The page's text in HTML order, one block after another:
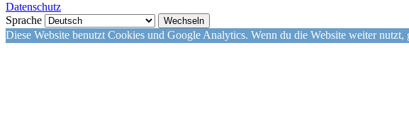
Datenschutz
Sprache
Diese Website benutzt Cookies und Google Analytics. Wenn du die Website weiter